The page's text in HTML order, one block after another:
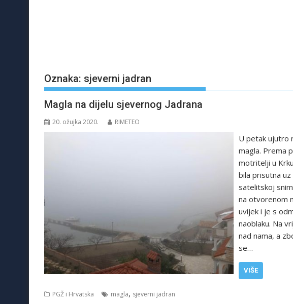
Oznaka: sjeverni jadran
Magla na dijelu sjevernog Jadrana
20. ožujka 2020. RIMETEO
U petak ujutro
magla. Prema
motritelji u
bila prisutna
satelitskoj
na otvorenom
uvijek i je s
naoblaku. Na
nad nama, a
se…
VIŠE
PGŽ i Hrvatska magla, sjeverni jadran